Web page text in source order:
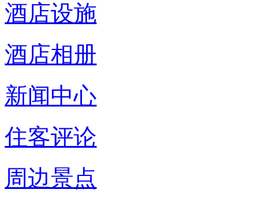
酒店设施
酒店相册
新闻中心
住客评论
周边景点